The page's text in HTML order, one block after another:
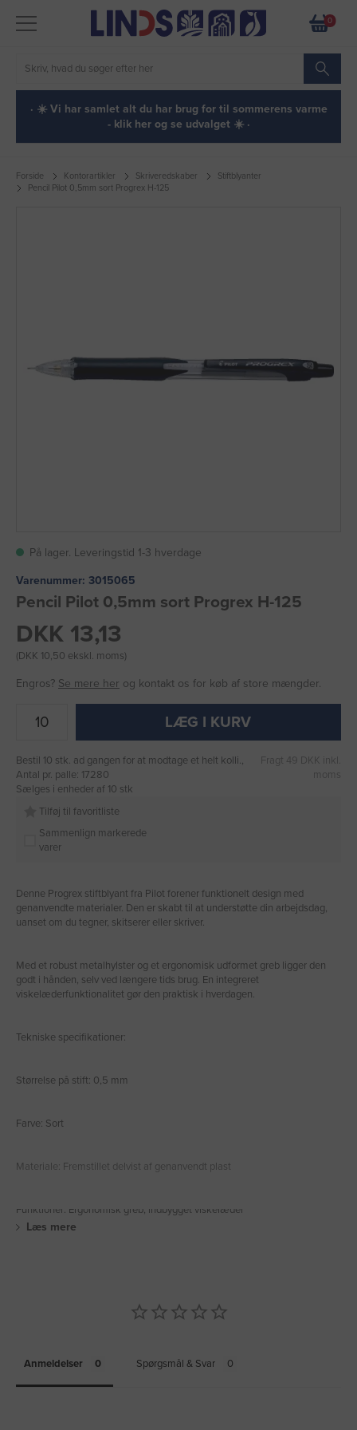
0
· ☀️ Vi har samlet alt du har brug for til sommerens varme
- klik her og se udvalget ☀️ ·
Forside Kontorartikler Skriveredskaber
Stiftblyanter
Pencil Pilot 0,5mm sort Progrex H-125
På lager. Leveringstid 1-3 hverdage
Varenummer: 3015065
Pencil Pilot 0,5mm sort Progrex H-125
DKK 13,13
(DKK 10,50 ekskl. moms)
Engros? Se mere her og kontakt os for køb af store mængder.
LÆG I KURV
Bestil 10 stk. ad gangen for at modtage et helt kolli.,
Antal pr. palle: 17280
Sælges i enheder af 10 stk
Fragt 49 DKK inkl.
moms
Tilføj til favoritliste
Sammenlign markerede
varer
Denne Progrex stiftblyant fra Pilot forener funktionelt design med
genanvendte materialer. Den er skabt til at understøtte din arbejdsdag,
uanset om du tegner, skitserer eller skriver.
Med et robust metalhylster og et ergonomisk udformet greb ligger den
godt i hånden, selv ved længere tids brug. En integreret
viskelæderfunktionalitet gør den praktisk i hverdagen.
Tekniske specifikationer:
Størrelse på stift: 0,5 mm
Farve: Sort
Materiale: Fremstillet delvist af genanvendt plast
Funktioner: Ergonomisk greb, indbygget viskelæder
Læs mere
Anmeldelser Spørgsmål & Svar